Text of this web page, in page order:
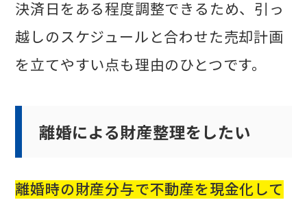
決済日をある程度調整できるため、引っ
越しのスケジュールと合わせた売却計画
を立てやすい点も理由のひとつです。
離婚による財産整理をしたい
離婚時の財産分与で不動産を現金化して